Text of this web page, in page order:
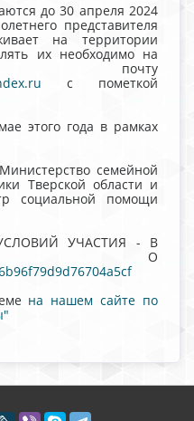
до 30 апреля 2024
представителя
на территории
их необходимо на
почту
с пометкой
этого года в рамках
семейной
Тверской области и
социальной помощи
УЧАСТИЯ - В
О
на нашем сайте по